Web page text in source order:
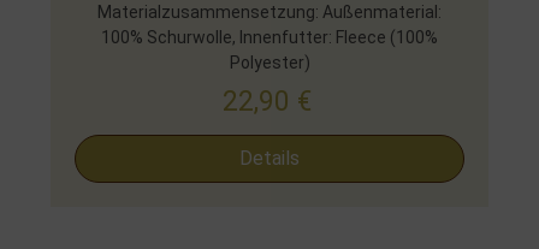
Materialzusammensetzung: Außenmaterial:
100% Schurwolle, Innenfutter: Fleece (100%
Polyester)
22,90 €
Details